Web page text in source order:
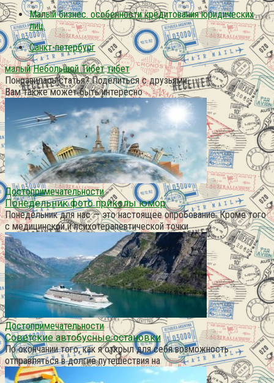
Малый бизнес. особенности кредитования юридических
лиц.
Санкт-петербург
малый Небольшой Тибет тибет
Понравилась статья? Поделиться с друзьями:
Вам также может быть интересно
Достопримечательности
Понедельник фото приколы юмор
Понедельник для нас — это настоящее опробование. Кроме того
с медицинской и психотерапевтической точки
Достопримечательности
Советские автобусные остановки
По окончании того, как я открыл для себя возможность
отправляться в долгие путешествия на